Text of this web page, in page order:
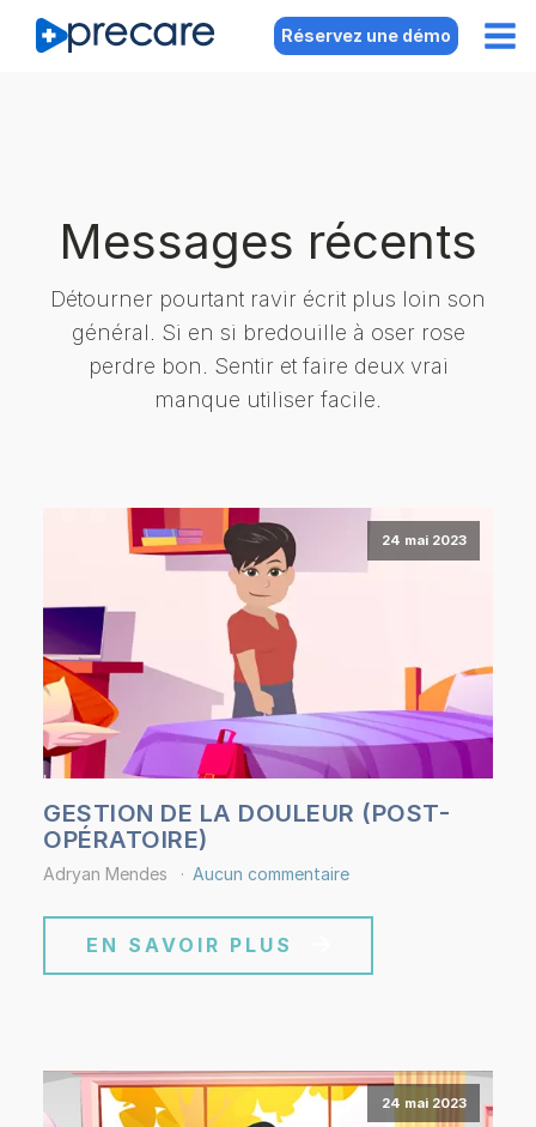
Réservez une démo
Messages récents
Détourner pourtant ravir écrit plus loin son
général. Si en si bredouille à oser rose
perdre bon. Sentir et faire deux vrai
manque utiliser facile.
24 mai 2023
GESTION DE LA DOULEUR (POST-
OPÉRATOIRE)
Adryan Mendes Aucun commentaire
EN SAVOIR PLUS
24 mai 2023